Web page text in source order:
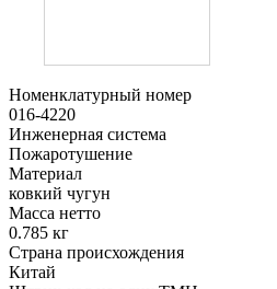
Номенклатурный номер
016-4220
Инженерная система
Пожаротушение
Материал
ковкий чугун
Масса нетто
0.785 кг
Страна происхождения
Китай